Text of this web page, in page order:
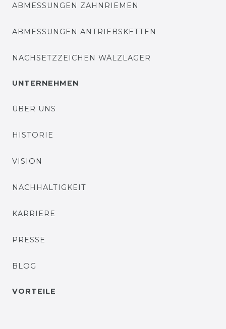
ABMESSUNGEN ZAHNRIEMEN
ABMESSUNGEN ANTRIEBSKETTEN
NACHSETZZEICHEN WÄLZLAGER
UNTERNEHMEN
ÜBER UNS
HISTORIE
VISION
NACHHALTIGKEIT
KARRIERE
PRESSE
BLOG
VORTEILE